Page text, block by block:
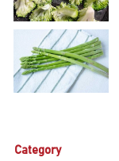
Category